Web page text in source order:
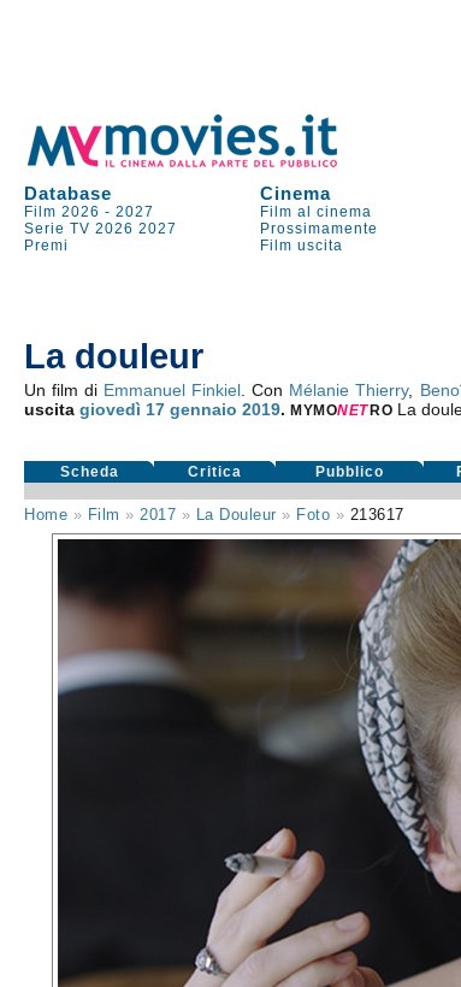
Database Cinema
Film 2026 -2027 Film al cinema
Serie TV 2026 2027 Prossimamente
Premi
Film uscita
La douleur
Un film di Emmanuel Finkiel . Con Mélanie Thierry,
uscitagiovedì 17 gennaio 2019.MYMONET RO La
Scheda Critica Pubblico
Home » Film » 2017 » La Douleur » Foto » 213617